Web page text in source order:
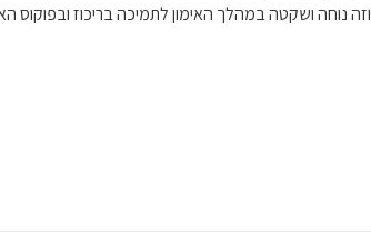
נוחה ושקטה במהלך האימון לתמיכה בריכוז ובפוקוס